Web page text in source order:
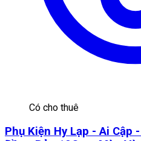
Có cho thuê
Phụ Kiện Hy Lạp - Ai Cập